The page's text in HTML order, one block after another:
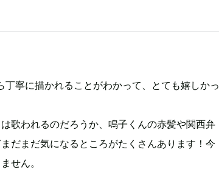
丁寧に描かれることがわかって、とても嬉しかっ
歌われるのだろうか、鳴子くんの赤髪や関西弁
だまだ気になるところがたくさんあります！今
せん。